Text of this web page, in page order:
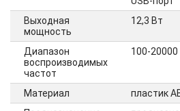
Выходная
мощность
12,3 Вт
Диапазон
воспроизводимых
частот
100-20000
Материал
пластик